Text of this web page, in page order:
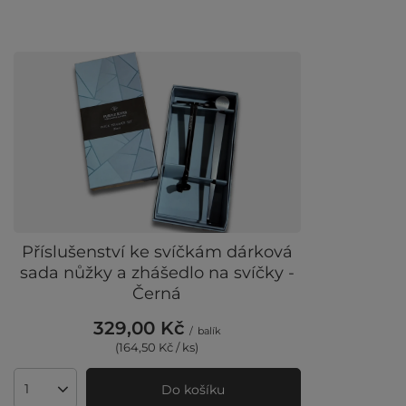
Příslušenství ke svíčkám dárková
sada nůžky a zhášedlo na svíčky -
Černá
329,00 Kč / balík
(164,50 Kč / ks)
Množství produktů Do košíku